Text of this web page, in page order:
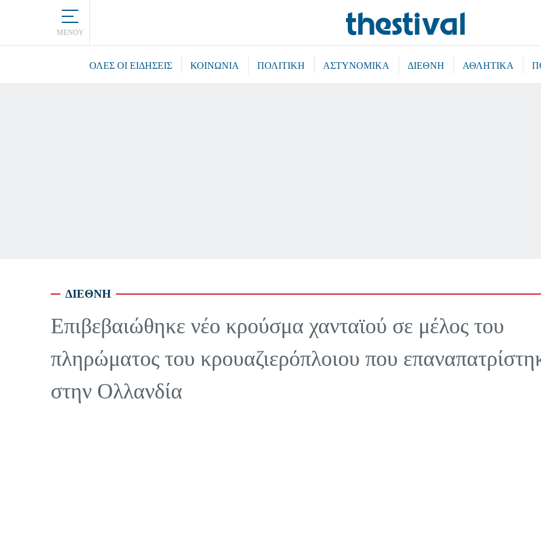
MENOY
ΌΛΕΣ ΟΙ ΕΙΔΉΣΕΙΣ ΚΟΙΝΩΝΙΑ ΠΟΛΙΤΙΚΗ ΑΣΤΥΝΟΜΙΚΑ ΔΙΕΘΝΗ ΑΘΛΗΤΙΚΑ
ΔΙΕΘΝΗ
Επιβεβαιώθηκε νέο κρούσμα χανταϊού σε μέλος του
πληρώματος του κρουαζιερόπλοιου που
στην Ολλανδία